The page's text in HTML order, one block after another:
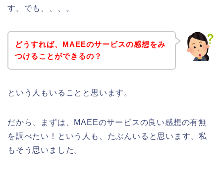
す。でも、、、。
どうすれば、MAEEのサービスの感想をみ
つけることができるの？
という人もいることと思います。
だから、まずは、MAEEのサービスの良い感想の有無
を調べたい！という人も、たぶんいると思います。私
もそう思いました。